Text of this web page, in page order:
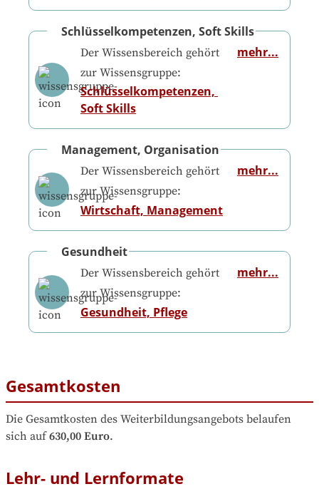
Schlüsselkompetenzen, Soft Skills
Der Wissensbereich gehört
zur Wissensgruppe:
Schlüsselkompetenzen,
Soft Skills
mehr...
Management, Organisation
Der Wissensbereich gehört
zur Wissensgruppe:
Wirtschaft, Management
mehr...
Gesundheit
Der Wissensbereich gehört
zur Wissensgruppe:
Gesundheit, Pflege
mehr...
Gesamtkosten
Die Gesamtkosten des Weiterbildungsangebots belaufen
sich auf 630,00 Euro.
Lehr- und Lernformate